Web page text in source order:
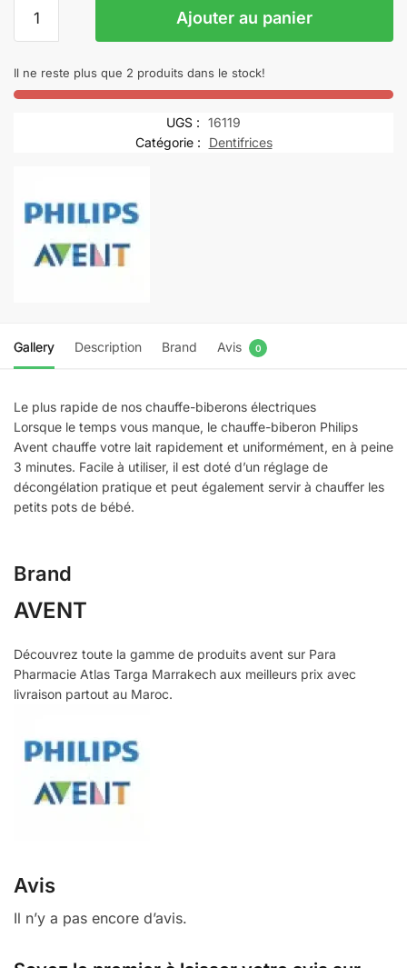
CHAUFFE
BIBERON
Ajouter au panier
Il ne reste plus que 2 produits dans le stock!
UGS : 16119
Catégorie :
Dentifrices
Gallery Description Brand Avis 0
Le plus rapide de nos chauffe-biberons électriques
Lorsque le temps vous manque, le chauffe-biberon Philips
Avent chauffe votre lait rapidement et uniformément, en à peine
3 minutes. Facile à utiliser, il est doté d’un réglage de
décongélation pratique et peut également servir à chauffer les
petits pots de bébé.
Brand
AVENT
Découvrez toute la gamme de produits avent sur Para
Pharmacie Atlas Targa Marrakech aux meilleurs prix avec
livraison partout au Maroc.
Avis
Il n’y a pas encore d’avis.